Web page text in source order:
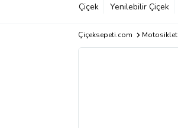
Çiçek Yenilebilir Çiçek
Çiçeksepeti.com Motosiklet